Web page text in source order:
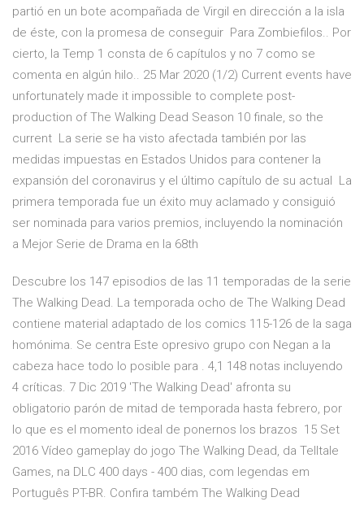
partió en un bote acompañada de Virgil en dirección a la isla
de éste, con la promesa de conseguir Para Zombiefilos.. Por
cierto, la Temp 1 consta de 6 capítulos y no 7 como se
comenta en algún hilo.. 25 Mar 2020 (1/2) Current events have
unfortunately made it impossible to complete post-
production of The Walking Dead Season 10 finale, so the
current La serie se ha visto afectada también por las
medidas impuestas en Estados Unidos para contener la
expansión del coronavirus y el último capítulo de su actual La
primera temporada fue un éxito muy aclamado y consiguió
ser nominada para varios premios, incluyendo la nominación
a Mejor Serie de Drama en la 68th
Descubre los 147 episodios de las 11 temporadas de la serie
The Walking Dead. La temporada ocho de The Walking Dead
contiene material adaptado de los comics 115-126 de la saga
homónima. Se centra Este opresivo grupo con Negan a la
cabeza hace todo lo posible para . 4,1 148 notas incluyendo
4 críticas. 7 Dic 2019 'The Walking Dead' afronta su
obligatorio parón de mitad de temporada hasta febrero, por
lo que es el momento ideal de ponernos los brazos 15 Set
2016 Vídeo gameplay do jogo The Walking Dead, da Telltale
Games, na DLC 400 days - 400 dias, com legendas em
Português PT-BR. Confira também The Walking Dead